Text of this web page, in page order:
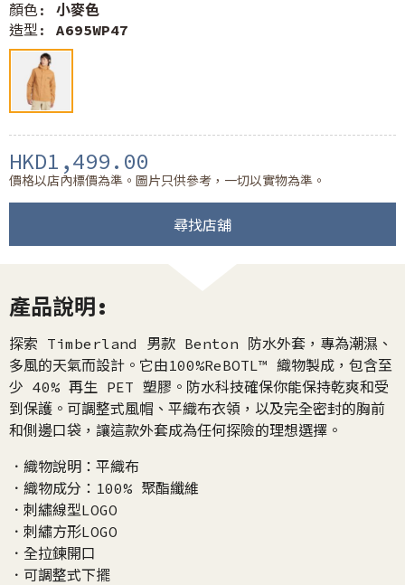
顏色: 小麥色
造型: A695WP47
HKD1,499.00
價格以店內標價為準。圖片只供參考，一切以實物為準。
尋找店舖
產品說明:
探索 Timberland 男款 Benton 防水外套，專為潮濕、
多風的天氣而設計。它由100%ReBOTL™ 織物製成，包含至
少 40% 再生 PET 塑膠。防水科技確保你能保持乾爽和受
到保護。可調整式風帽、平織布衣領，以及完全密封的胸前
和側邊口袋，讓這款外套成為任何探險的理想選擇。
．織物說明：平織布
．織物成分：100% 聚酯纖維
．刺繡線型LOGO
．刺繡方形LOGO
．全拉鍊開口
．可調整式下擺